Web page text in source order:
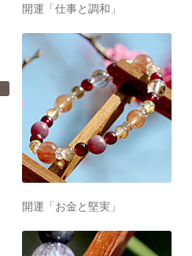
開運「仕事と調和」
開運「お金と堅実」